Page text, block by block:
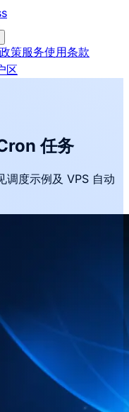
策服务使用条款
区
任务
度示例及 VPS 自动